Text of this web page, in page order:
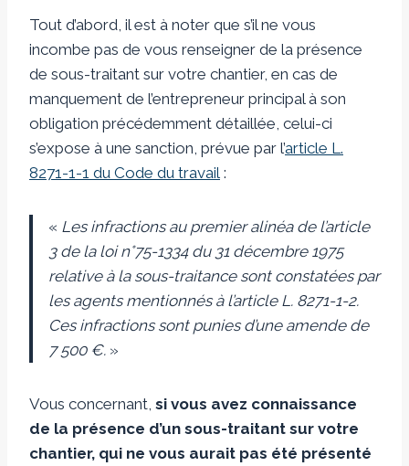
Tout d’abord, il est à noter que s’il ne vous
incombe pas de vous renseigner de la présence
de sous-traitant sur votre chantier, en cas de
manquement de l’entrepreneur principal à son
obligation précédemment détaillée, celui-ci
s’expose à une sanction, prévue par l’article L.
8271-1-1 du Code du travail :
« Les infractions au premier alinéa de l’article
3 de la loi n°75-1334 du 31 décembre 1975
relative à la sous-traitance sont constatées par
les agents mentionnés à l’article L. 8271-1-2.
Ces infractions sont punies d’une amende de
7 500 €. »
Vous concernant, si vous avez connaissance
de la présence d’un sous-traitant sur votre
chantier, qui ne vous aurait pas été présenté